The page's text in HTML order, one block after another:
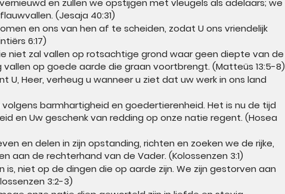
en zullen we opstijgen met vleugels als adelaars; we
(Jesaja 40:31)
en ons van hen af te scheiden, zodat U ons vriendelijk
6:17)
niet zal vallen op rotsachtige grond waar geen diepte van de
op goede aarde die graan voortbrengt. (Matteüs 13:5-8)
Heer, verheug u wanneer u ziet dat uw werk in ons land
barmhartigheid en goedertierenheid. Het is nu de tijd
en Uw geschenk van redding op onze natie regent. (Hosea
en delen in zijn opstanding, richten en zoeken we de rijke,
aan de rechterhand van de Vader. (Kolossenzen 3:1)
niet op de dingen die op aarde zijn. We zijn gestorven aan
3:2-3)